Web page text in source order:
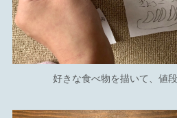
好きな食べ物を描いて、値